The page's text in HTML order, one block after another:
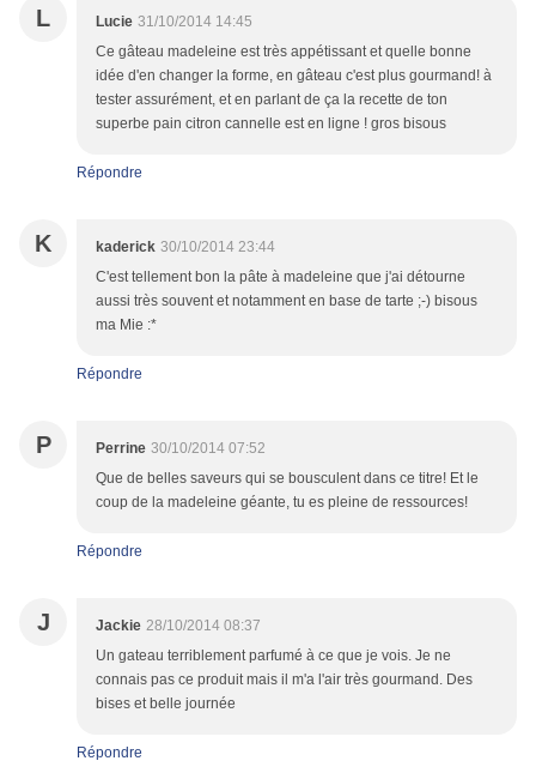
L Lucie 31/10/2014 14:45
Ce gâteau madeleine est très appétissant et quelle bonne
idée d'en changer la forme, en gâteau c'est plus gourmand! à
tester assurément, et en parlant de ça la recette de ton
superbe pain citron cannelle est en ligne ! gros bisous
Répondre
K kaderick 30/10/2014 23:44
C'est tellement bon la pâte à madeleine que j'ai détourne
aussi très souvent et notamment en base de tarte ;-) bisous
ma Mie :*
Répondre
P Perrine 30/10/2014 07:52
Que de belles saveurs qui se bousculent dans ce titre! Et le
coup de la madeleine géante, tu es pleine de ressources!
Répondre
J Jackie 28/10/2014 08:37
Un gateau terriblement parfumé à ce que je vois. Je ne
connais pas ce produit mais il m'a l'air très gourmand. Des
bises et belle journée
Répondre